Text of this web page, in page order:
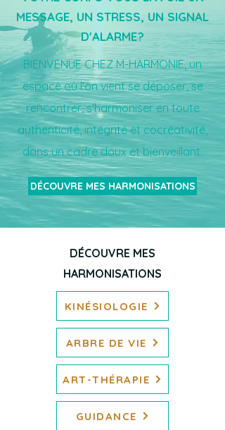
MESSAGE, UN STRESS, UN SIGNAL
D'ALARME?
BIENVENUE CHEZ M-HARMONIE, un
espace où l'on vient se déposer, se
rencontrer, s'harmoniser en toute
authenticité, intégrité et cocréativité,
dans un cadre doux et bienveillant.
DÉCOUVRE MES HARMONISATIONS
DÉCOUVRE MES
HARMONISATIONS
KINÉSIOLOGIE
ARBRE DE VIE
ART-THÉRAPIE
GUIDANCE